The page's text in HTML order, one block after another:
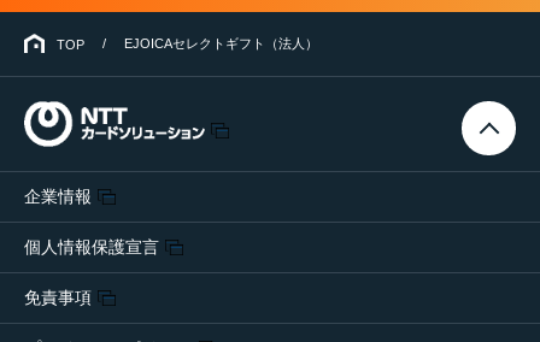
TOP EJOICAセレクトギフト（法人）
企業情報
個人情報保護宣言
免責事項